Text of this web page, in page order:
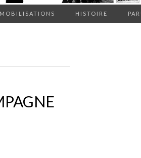
MOBILISATIONS HISTOIRE